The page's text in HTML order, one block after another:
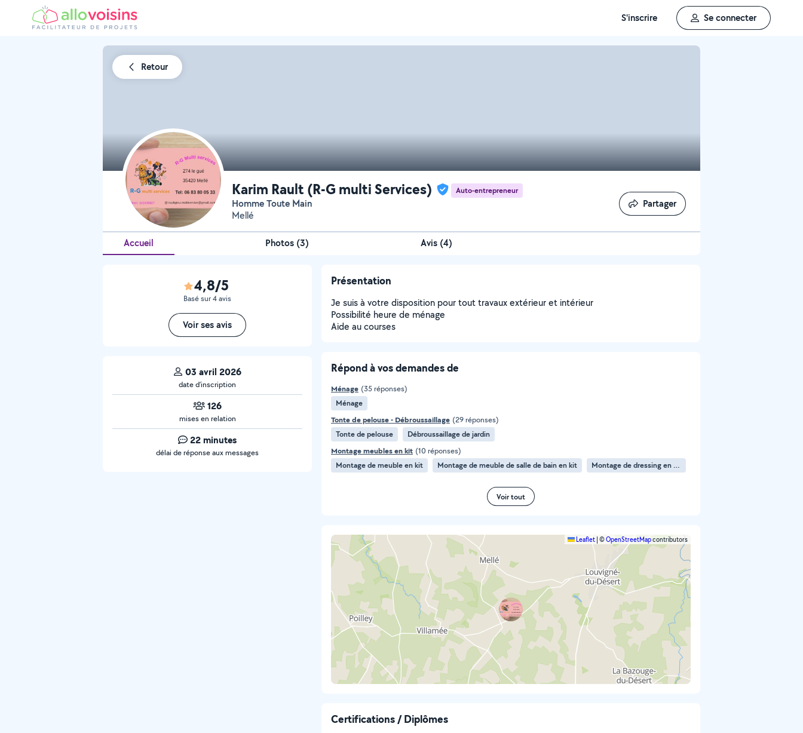
S'inscrire Se connecter
Retour
Karim Rault (R-G multi Services) Auto-entrepreneur
Homme Toute Main
Mellé
Partager
Partager
Accueil Photos (3) Avis (4)
4,8/5
Basé sur 4 avis
Voir ses avis
03 avril 2026
date d’inscription
126
mises en relation
22 minutes
délai de réponse aux messages
Présentation
Je suis à votre disposition pour tout travaux extérieur et intérieur
Possibilité heure de ménage
Aide au courses
Répond à vos demandes de
Ménage (35 réponses)
Ménage
Tonte de pelouse - Débroussaillage (29 réponses)
Tonte de pelouse
Débroussaillage de jardin
Montage meubles en kit (10 réponses)
Montage de meuble en kit
Montage de meuble de salle de bain en kit Montage de dressing en kit
Voir tout
Leaflet ©OpenStreetMapcontributors
Certifications / Diplômes